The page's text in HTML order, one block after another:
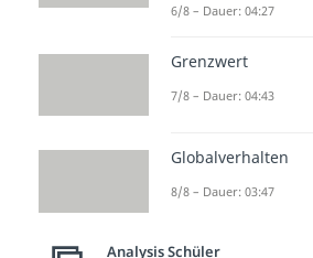
Wendepunkt
Studyflix
6/8 – Dauer: 04:27
Grenzwert
7/8 – Dauer: 04:43
Globalverhalten
8/8 – Dauer: 03:47
Analysis Schüler